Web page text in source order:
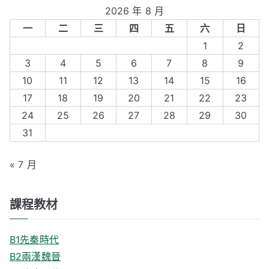
r
c
h
f
o
r
:
2026 年 8 月
一
二 三 四 五 六
日
1
2
3
4 5 6 7 8
9
10
11 12 13 14 15
16
17
18 19 20 21 22
23
24
25 26 27 28 29
30
31
« 7 月
課程教材
B1先秦時代
B2兩漢魏晉